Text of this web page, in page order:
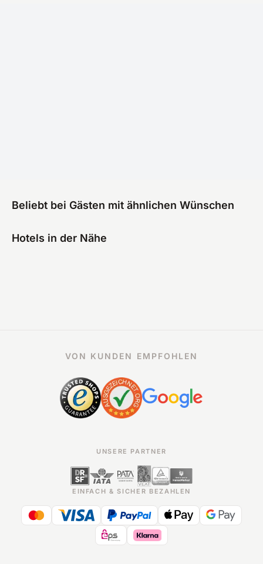
Beliebt bei Gästen mit ähnlichen Wünschen
Hotels in der Nähe
VON KUNDEN EMPFOHLEN
UNSERE PARTNER
EINFACH & SICHER BEZAHLEN